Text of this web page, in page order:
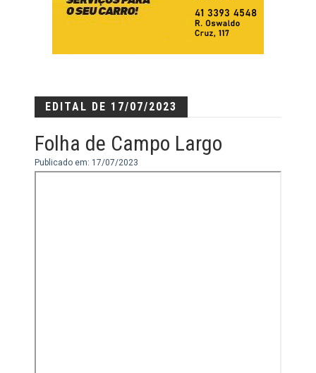
EDITAL DE 17/07/2023
Folha de Campo Largo
Publicado em: 17/07/2023